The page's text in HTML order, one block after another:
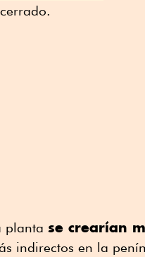
planta se crearían
indirectos en la